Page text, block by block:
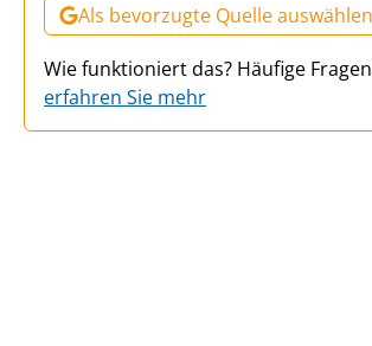
Als bevorzugte Quelle auswählen
Wie funktioniert das? Häufige
erfahren Sie mehr